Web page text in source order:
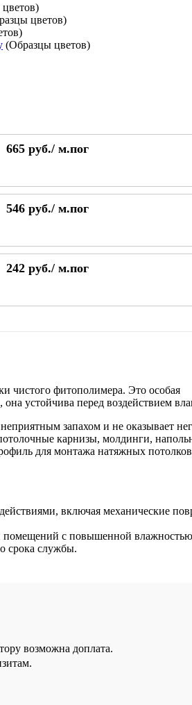
цветов)
(Образцы цветов)
665 руб./ м.пог
546 руб./ м.пог
242 руб./ м.пог
чистого фитополимера. Это особая
устойчива перед воздействием
запахом и не оказывает
карнизы, молдинги,
для монтажа натяжных
включая механические
помещений с повышенной
срока службы.
возможна доплата.